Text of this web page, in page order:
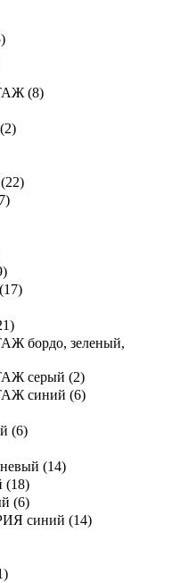
)
(8)
2)
22)
)
)
17)
)
бордо, зеленый,
серый (2)
синий (6)
(6)
(14)
(18)
(6)
синий (14)
)